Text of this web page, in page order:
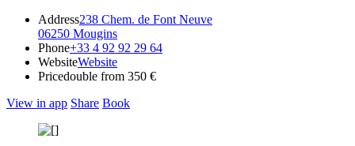
Address238 Chem. de Font Neuve
06250 Mougins
Phone+33 4 92 92 29 64
WebsiteWebsite
Pricedouble from 350 €
View in app Share Book